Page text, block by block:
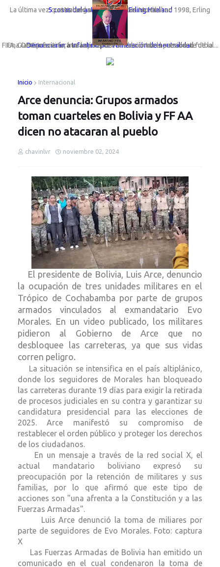
5 cosas del astro noruego Erling Haaland
La última vez que Noruega participó en un Mundial en 1998, Erling Haaland ni siquiera había nacido.
Denunciarán a Infantino por vulneración de neutralidad
Una ONG presentará una denuncia formal contra el presidente de la FIFA, Gianni Infantino, tras la polémica anulación de la sanción al futbol...
Inicio Internacional
Arce denuncia: Grupos armados
toman cuarteles en Bolivia y FF AA
dicen no atacaran al pueblo
chavinlvr noviembre 02, 2024
El presidente de Bolivia, Luis Arce, denuncio
la ocupación de tres unidades militares en el
Trópico de Cochabamba por parte de grupos
armados vinculados al exmandatario Evo
Morales. En un video publicado, los militares
pidieron al Gobierno de Arce que no
desbloquee las carreteras , ya que sus vidas
corren peligro.
La situación se intensifica en el país altiplánico,
donde los seguidores de Morales han bloqueado
las carreteras durante 19 días para exigir la retirada
de procesos judiciales en su contra y garantizar su
candidatura presidencial para las elecciones de
2025. Arce manifestó su compromiso de
restablecer el orden público y proteger los derechos
de los ciudadanos.
En un mensaje a través de la red social X, el
actual mandatario boliviano expresó su
preocupación por la retención de militares y sus
familias, por lo que afirmó que este tipo de
acciones son "una afrenta a la Constitución y a las
Fuerzas Armadas".
Luis Arce denunció la toma de miliares por
parte de seguidores de Evo Morales. Foto: captura
X
Las Fuerzas Armadas de Bolivia han emitido un
comunicado en el cual condenaron la toma de